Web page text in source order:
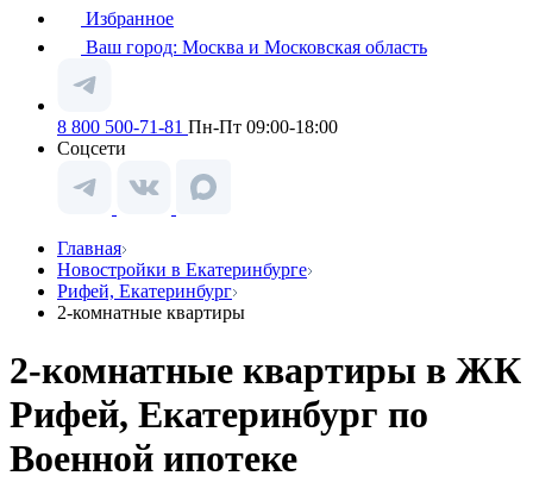
Избранное
Ваш город: Москва и Московская область
8 800 500-71-81 Пн-Пт 09:00-18:00
Соцсети
Главная
Новостройки в Екатеринбурге
Рифей, Екатеринбург
2-комнатные квартиры
2-комнатные квартиры в ЖК
Рифей, Екатеринбург по
Военной ипотеке